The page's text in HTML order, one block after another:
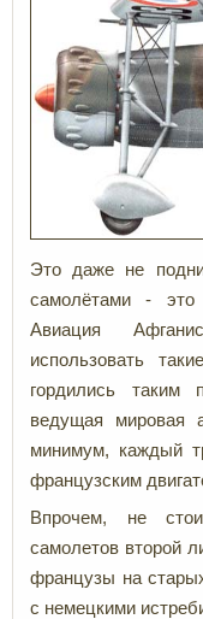
Это даже не
самолётами -
Авиация
использовать
гордились
ведущая мировая
минимум, каждый
французским
Впрочем, не
самолетов второй
французы на
с немецкими